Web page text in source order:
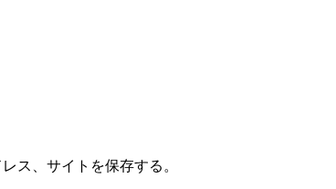
ス、サイトを保存する。